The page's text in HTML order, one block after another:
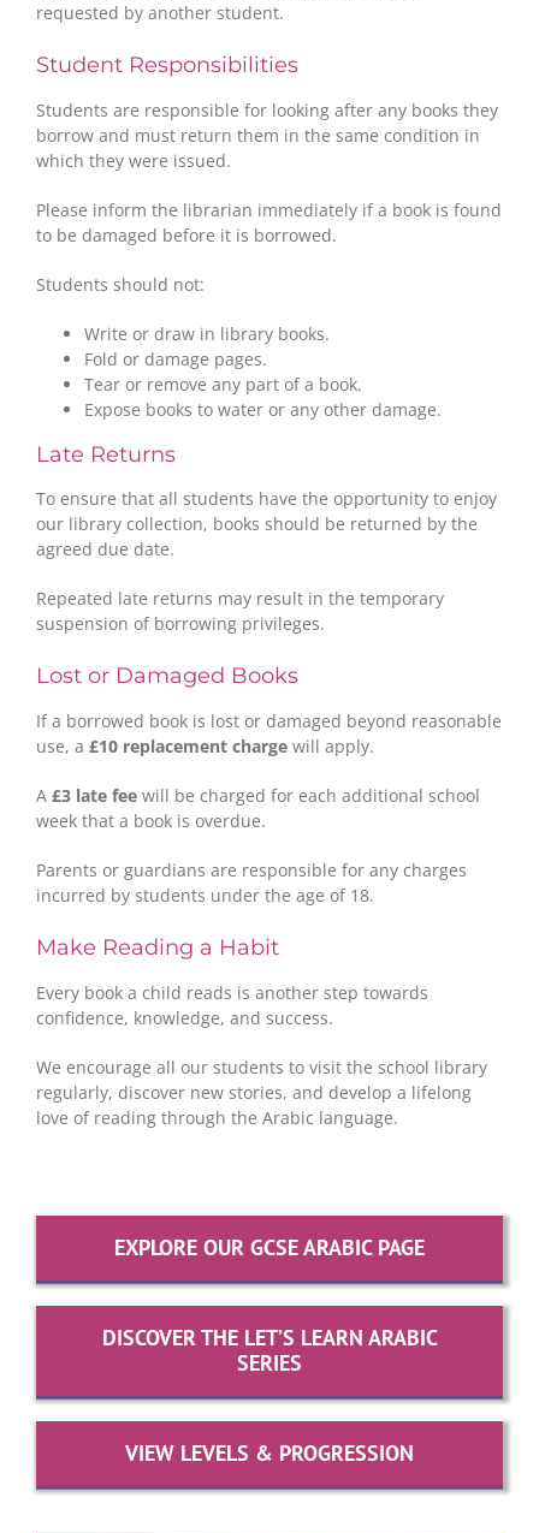
requested by another student.
Student Responsibilities
Students are responsible for looking after any books they
borrow and must return them in the same condition in
which they were issued.
Please inform the librarian immediately if a book is found
to be damaged before it is borrowed.
Students should not:
Write or draw in library books.
Fold or damage pages.
Tear or remove any part of a book.
Expose books to water or any other damage.
Late Returns
To ensure that all students have the opportunity to enjoy
our library collection, books should be returned by the
agreed due date.
Repeated late returns may result in the temporary
suspension of borrowing privileges.
Lost or Damaged Books
If a borrowed book is lost or damaged beyond reasonable
use, a £10 replacement charge will apply.
A £3 late fee will be charged for each additional school
week that a book is overdue.
Parents or guardians are responsible for any charges
incurred by students under the age of 18.
Make Reading a Habit
Every book a child reads is another step towards
confidence, knowledge, and success.
We encourage all our students to visit the school library
regularly, discover new stories, and develop a lifelong
love of reading through the Arabic language.
EXPLORE OUR GCSE ARABIC PAGE
DISCOVER THE LET’S LEARN ARABIC
SERIES
VIEW LEVELS & PROGRESSION